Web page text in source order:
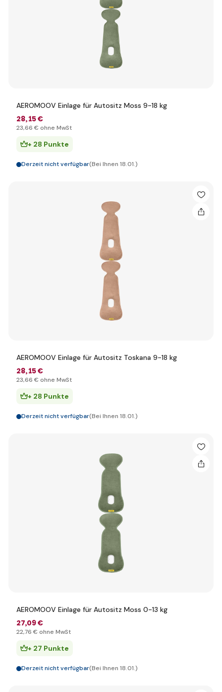
AEROMOOV Einlage für Autositz Moss 9-18 kg
28,15 €
23,66 € ohne MwSt
+ 28 Punkte
Derzeit nicht verfügbar(Bei Ihnen 18.01.)
AEROMOOV Einlage für Autositz Toskana 9-18 kg
28,15 €
23,66 € ohne MwSt
+ 28 Punkte
Derzeit nicht verfügbar(Bei Ihnen 18.01.)
AEROMOOV Einlage für Autositz Moss 0-13 kg
27,09 €
22,76 € ohne MwSt
+ 27 Punkte
Derzeit nicht verfügbar(Bei Ihnen 18.01.)